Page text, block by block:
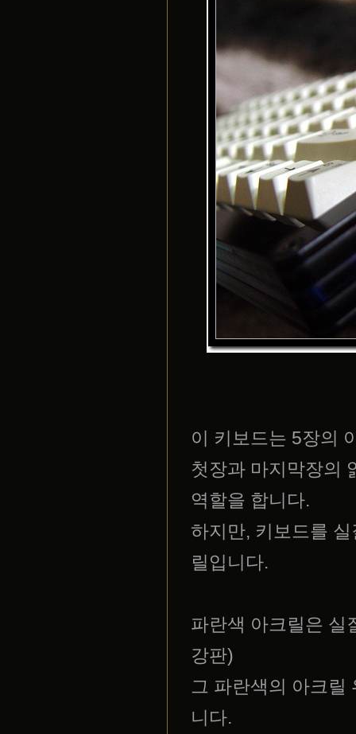
이 키보드는 5장의
첫장과 마지막장의
역할을 합니다.
하지만, 키보드를
릴입니다.
파란색 아크릴은 실
강판)
그 파란색의 아크릴
니다.